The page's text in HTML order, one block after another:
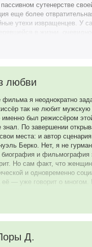
сутенерстве
еще более
утехи извращенцев. У
- эмоции почти и не
любви
фильма я неоднократно
так не любит мужскую
именно был режиссёром
По завершении
места: и автор
Берко. Нет, я не гурман
биография и
Но сам факт, что
и одновременно
— уже говорит о многом.
драма, но чётко видно Что
я тут натолкнулся на
обзывают
Д.